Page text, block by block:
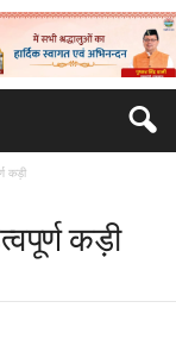
कड़ी
कड़ी